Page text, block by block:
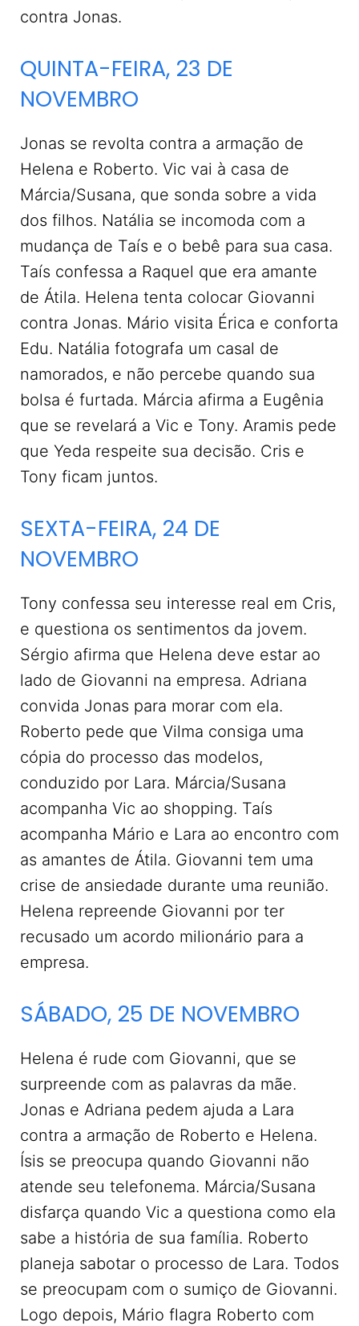
contra Jonas.
QUINTA-FEIRA, 23 DE
NOVEMBRO
Jonas se revolta contra a armação de
Helena e Roberto. Vic vai à casa de
Márcia/Susana, que sonda sobre a vida
dos filhos. Natália se incomoda com a
mudança de Taís e o bebê para sua casa.
Taís confessa a Raquel que era amante
de Átila. Helena tenta colocar Giovanni
contra Jonas. Mário visita Érica e conforta
Edu. Natália fotografa um casal de
namorados, e não percebe quando sua
bolsa é furtada. Márcia afirma a Eugênia
que se revelará a Vic e Tony. Aramis pede
que Yeda respeite sua decisão. Cris e
Tony ficam juntos.
SEXTA-FEIRA, 24 DE
NOVEMBRO
Tony confessa seu interesse real em Cris,
e questiona os sentimentos da jovem.
Sérgio afirma que Helena deve estar ao
lado de Giovanni na empresa. Adriana
convida Jonas para morar com ela.
Roberto pede que Vilma consiga uma
cópia do processo das modelos,
conduzido por Lara. Márcia/Susana
acompanha Vic ao shopping. Taís
acompanha Mário e Lara ao encontro com
as amantes de Átila. Giovanni tem uma
crise de ansiedade durante uma reunião.
Helena repreende Giovanni por ter
recusado um acordo milionário para a
empresa.
SÁBADO, 25 DE NOVEMBRO
Helena é rude com Giovanni, que se
surpreende com as palavras da mãe.
Jonas e Adriana pedem ajuda a Lara
contra a armação de Roberto e Helena.
Ísis se preocupa quando Giovanni não
atende seu telefonema. Márcia/Susana
disfarça quando Vic a questiona como ela
sabe a história de sua família. Roberto
planeja sabotar o processo de Lara. Todos
se preocupam com o sumiço de Giovanni.
Logo depois, Mário flagra Roberto com